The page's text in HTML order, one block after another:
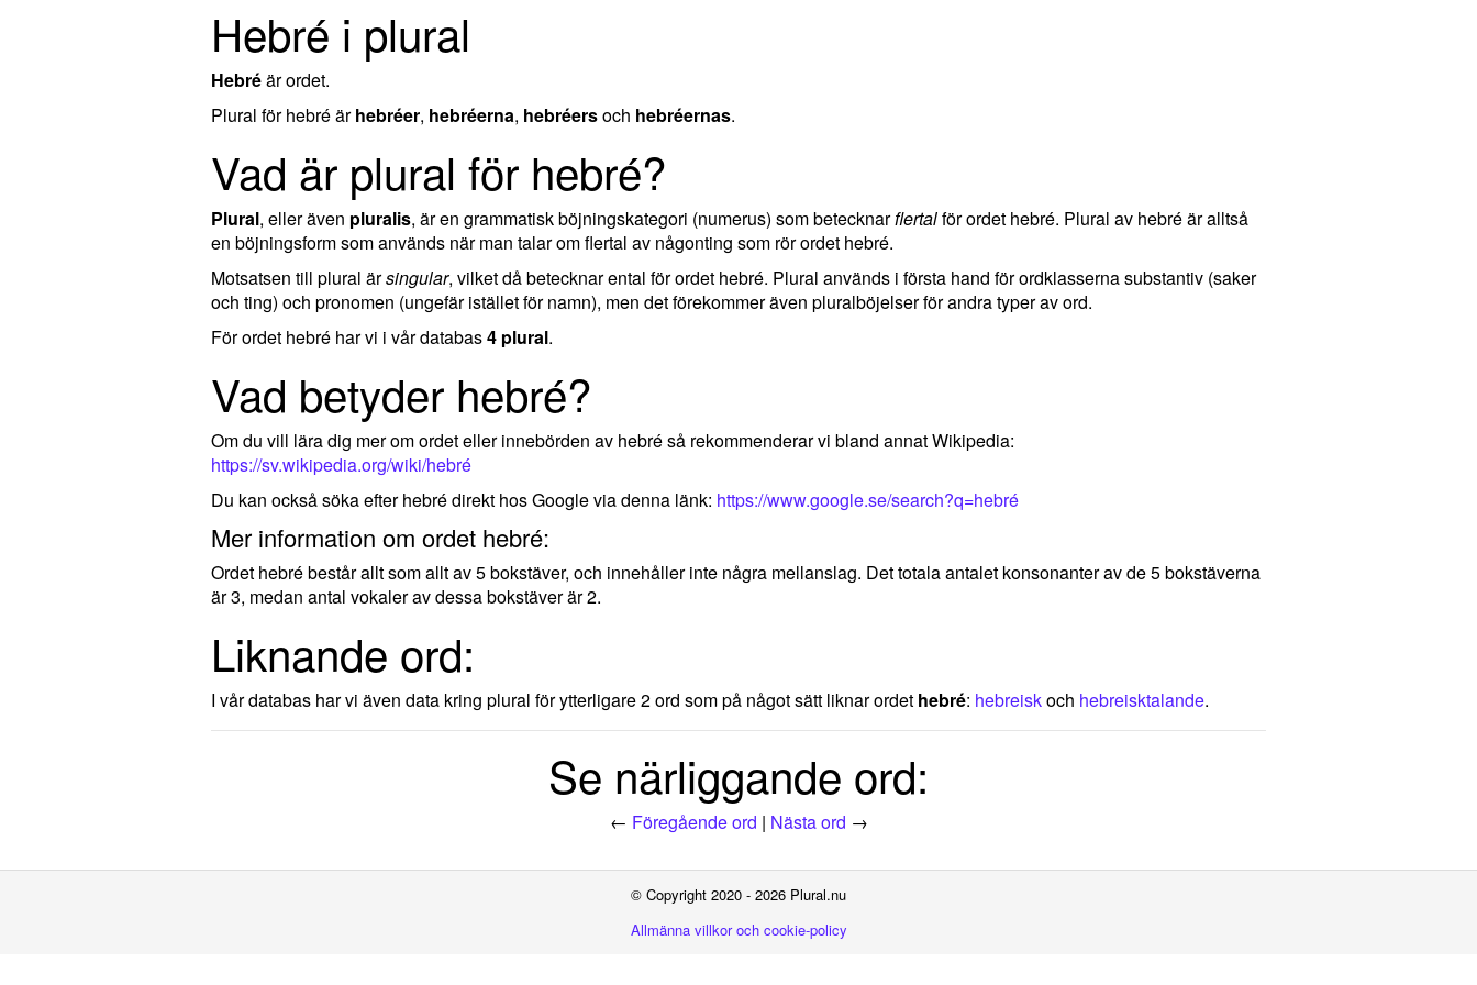
Hebré i plural
Hebréär ordet.
Plural för hebré ärhebréer, hebréerna, hebréersoch hebréernas.
Vad är plural för hebré?
Plural, eller även pluralis, är en grammatisk böjningskategori (numerus) som betecknarflertalför ordet hebré. Plural av hebré är alltså
en böjningsform som används när man talar om flertal av någonting som rör ordet hebré.
Motsatsen till plural ärsingular, vilket då betecknar ental för ordet hebré. Plural används i första hand för ordklasserna substantiv (saker
och ting) och pronomen (ungefär istället för namn), men det förekommer även pluralböjelser för andra typer av ord.
För ordet hebré har vi i vår databas4 plural.
Vad betyder hebré?
Om du vill lära dig mer om ordet eller innebörden av hebré så rekommenderar vi bland annat Wikipedia:
https://sv.wikipedia.org/wiki/hebré
Du kan också söka efter hebré direkt hos Google via denna länk: https://www.google.se/search?q=hebré
Mer information om ordet hebré:
Ordet hebré består allt som allt av 5 bokstäver, och innehåller inte några mellanslag. Det totala antalet konsonanter av de 5 bokstäverna
är 3, medan antal vokaler av dessa bokstäver är 2.
Liknande ord:
I vår databas har vi även data kring plural för ytterligare 2 ord som på något sätt liknar ordet hebré: hebreiskoch hebreisktalande.
Se närliggande ord:
← Föregående ord | Nästa ord →
© Copyright 2020 - 2026 Plural.nu
Allmänna villkor och cookie-policy